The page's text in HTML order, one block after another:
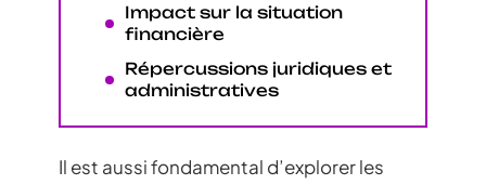
Impact sur la situation
financière
Répercussions juridiques et
administratives
Il est aussi fondamental d’explorer les